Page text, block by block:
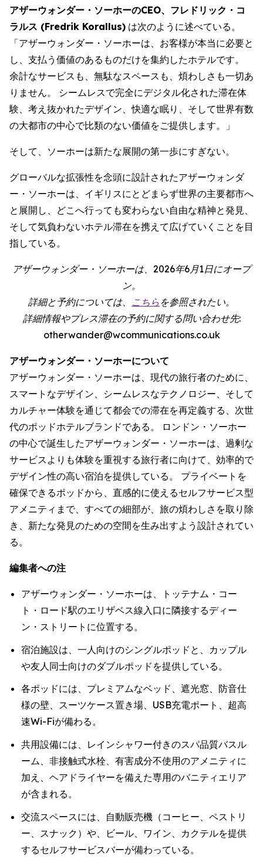
アザーウォンダー・ソーホーのCEO、フレドリック・コ
ラルス (Fredrik Korallus) は次のように述べている。
「アザーウォンダー・ソーホーは、お客様が本当に必要と
し、支払う価値のあるものだけを集約したホテルです。
余計なサービスも、無駄なスペースも、煩わしさも一切あ
りません。 シームレスで完全にデジタル化された滞在体
験、考え抜かれたデザイン、快適な眠り、そして世界有数
の大都市の中心で比類のない価値をご提供します。」
そして、ソーホーは新たな展開の第一歩にすぎない。
グローバルな拡張性を念頭に設計されたアザーウォンダ
ー・ソーホーは、イギリスにとどまらず世界の主要都市へ
と展開し、どこへ行っても変わらない自由な精神と発見、
そして気負わないホテル滞在を携えて広げていくことを目
指している。
アザーウォンダー・ソーホーは、2026年6月1日にオープ
ン。
詳細と予約については、 こちら を参照されたい。
詳細情報やプレス滞在の予約に関する問い合わせ先:
otherwander@wcommunications.co.uk
アザーウォンダー・ソーホーについて
アザーウォンダー・ソーホーは、現代の旅行者のために、
スマートなデザイン、シームレスなテクノロジー、そして
カルチャー体験を通じて都会での滞在を再定義する、次世
代のポッドホテルブランドである。 ロンドン・ソーホー
の中心で誕生したアザーウォンダー・ソーホーは、過剰な
サービスよりも体験を重視する旅行者に向けて、効率的で
デザイン性の高い宿泊を提供している。 プライベートを
確保できるポッドから、直感的に使えるセルフサービス型
アメニティまで、すべての細部が、旅の煩わしさを取り除
き、新たな発見のための空間を生み出すよう設計されてい
る。
編集者への注
アザーウォンダー・ソーホーは、トッテナム・コー
ト・ロード駅のエリザベス線入口に隣接するディー
ン・ストリートに位置する。
宿泊施設は、一人向けのシングルポッドと、カップル
や友人同士向けのダブルポッドを提供している。
各ポッドには、プレミアムなベッド、遮光窓、防音仕
様の壁、スーツケース置き場、USB充電ポート、超高
速Wi-Fiが備わる。
共用設備には、レインシャワー付きのスパ品質バスル
ーム、非接触式水栓、有害成分不使用のアメニティに
加え、ヘアドライヤーを備えた専用のバニティエリア
が含まれる。
交流スペースには、自動販売機（コーヒー、ペストリ
ー、スナック）や、ビール、ワイン、カクテルを提供
するセルフサービスバーが備わっている。